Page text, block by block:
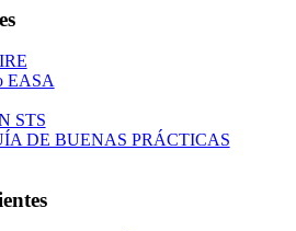
EASA
STS
DE BUENAS PRÁCTICAS